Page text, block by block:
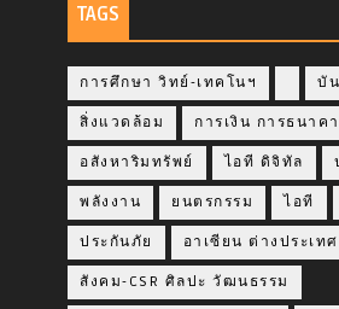
TAGS
การศึกษา วิทย์-เทคโนฯ บั
สิ่งแวดล้อม การเงิน การธนาค
อสังหาริมทรัพย์ ไอที ดิจิทัล
พลังงาน ยนตรกรรม ไอที
ประกันภัย อาเซียน ต่างประเทศ
สังคม-CSR ศิลปะ วัฒนธรรม